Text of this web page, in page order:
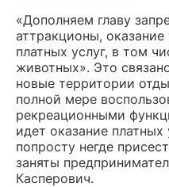
«Дополняем главу
аттракционы,
платных услуг, в том
животных». Это
новые территории
полной мере
рекреационными
идет оказание
попросту негде
заняты
Касперович.